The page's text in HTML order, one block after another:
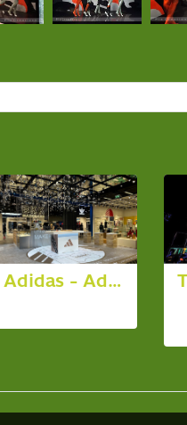
Adidas - Adilette Clog Campaign